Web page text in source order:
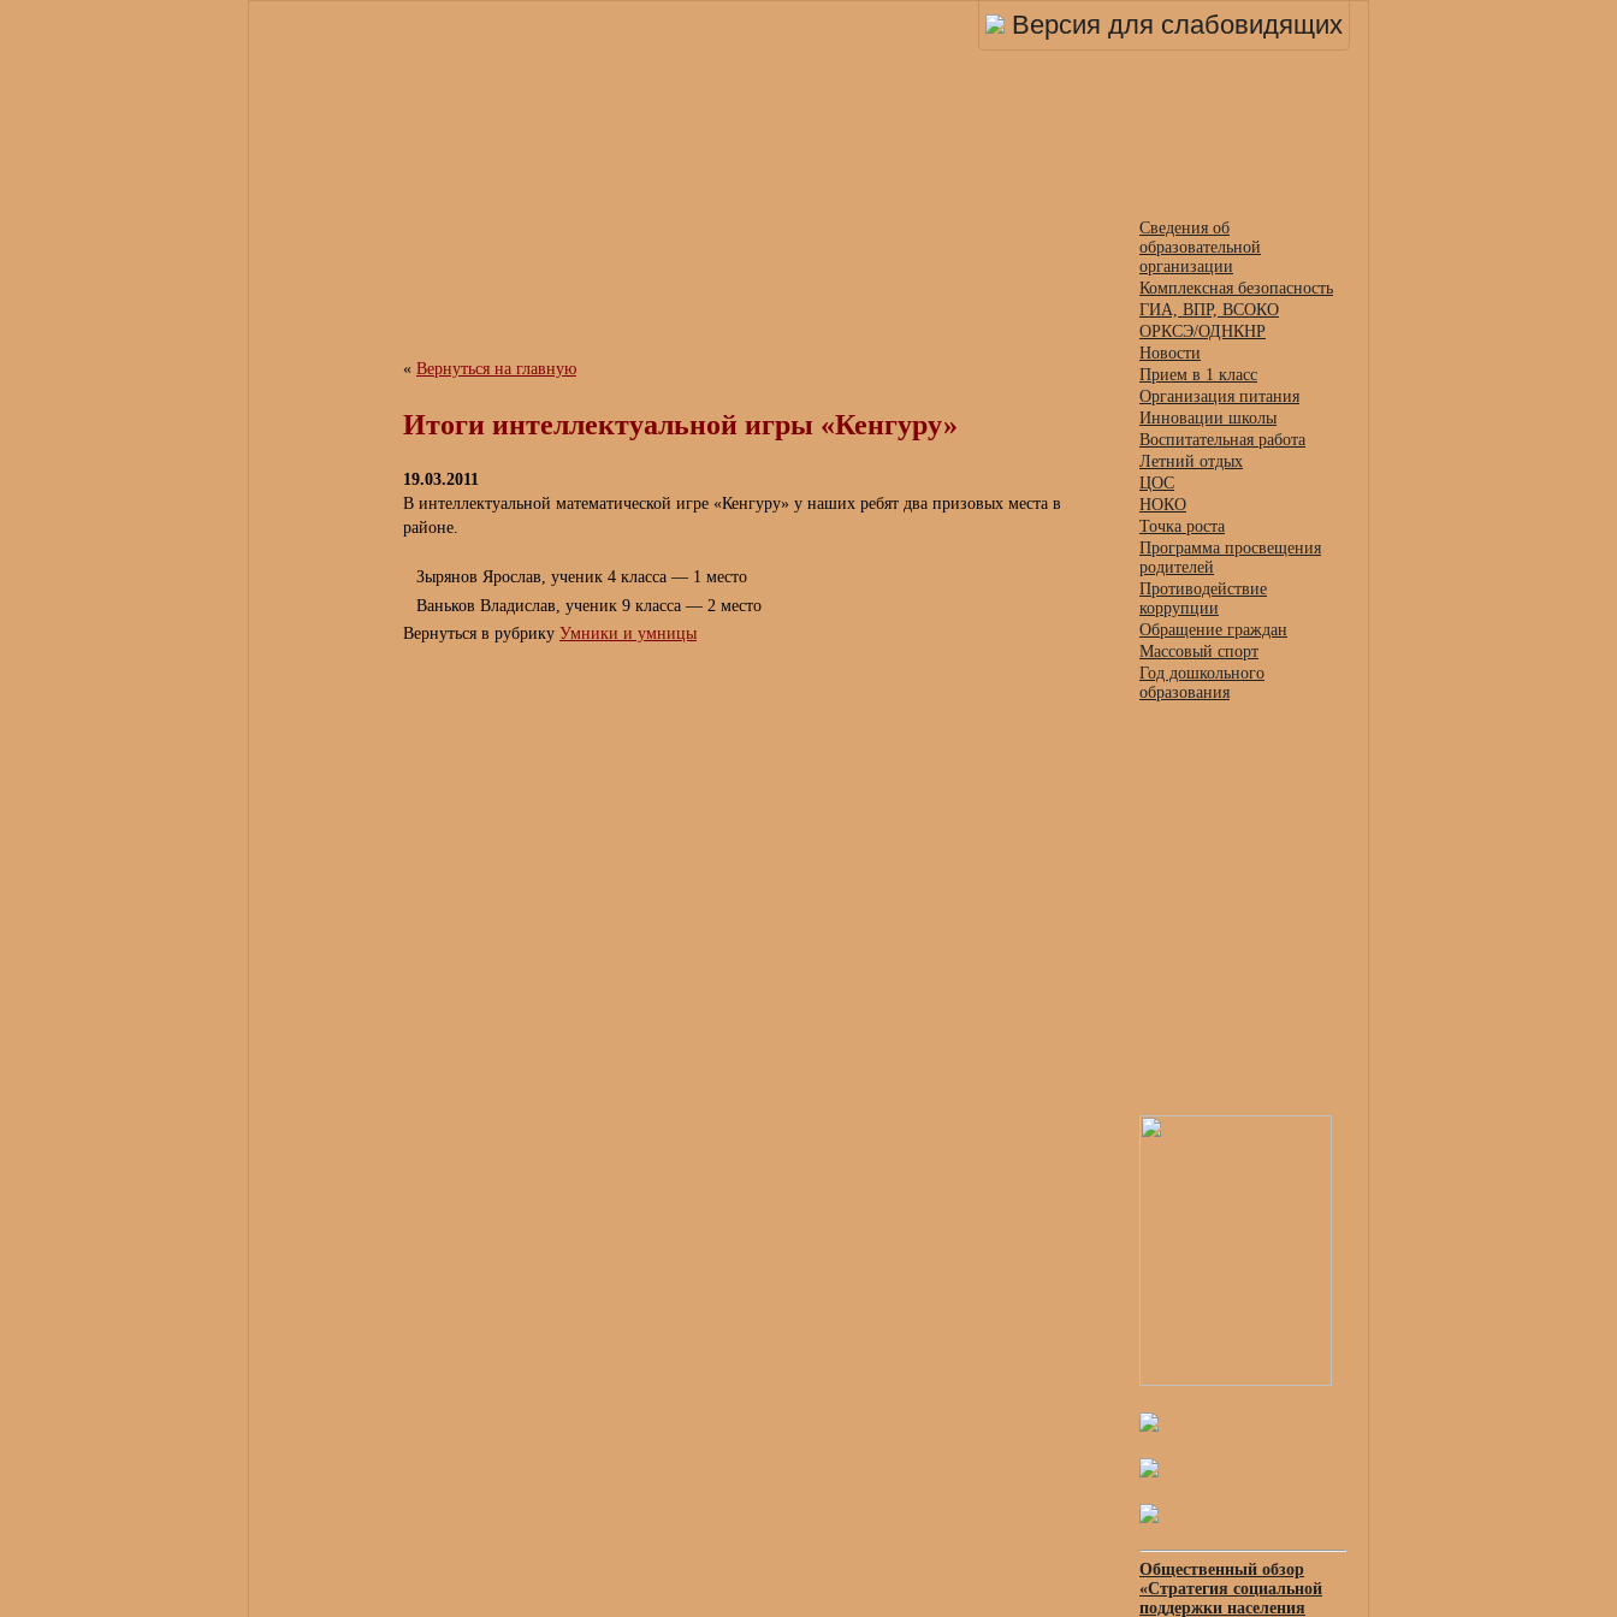
Версия для слабовидящих
« Вернуться на главную
Итоги интеллектуальной игры «Кенгуру»
19.03.2011
В интеллектуальной математической игре «Кенгуру» у наших ребят два призовых места в
районе.
Зырянов Ярослав, ученик 4 класса — 1 место
Ваньков Владислав, ученик 9 класса — 2 место
Вернуться в рубрику Умники и умницы
Сведения об
образовательной
организации
Комплексная безопасность
ГИА, ВПР, ВСОКО
ОРКСЭ/ОДНКНР
Новости
Прием в 1 класс
Организация питания
Инновации школы
Воспитательная работа
Летний отдых
ЦОС
НОКО
Точка роста
Программа просвещения
родителей
Противодействие
коррупции
Обращение граждан
Массовый спорт
Год дошкольного
образования
Общественный обзор
«Стратегия социальной
поддержки населения